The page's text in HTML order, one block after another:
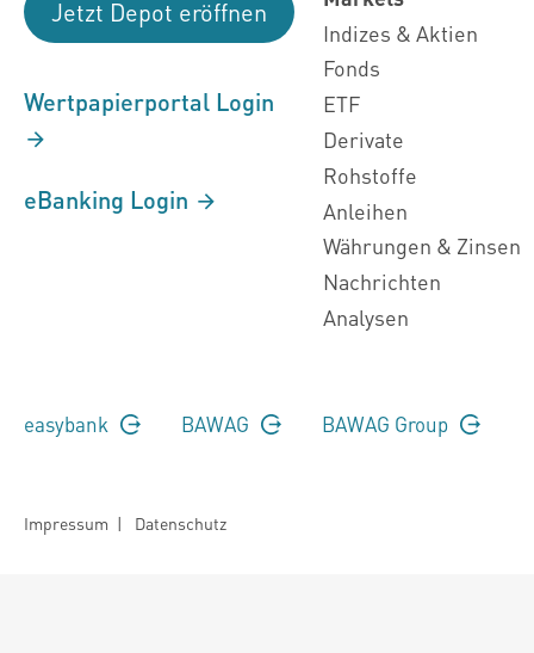
Jetzt Depot eröffnen
Wertpapierportal Login
eBanking Login
Indizes & Aktien
Fonds
ETF
Derivate
Rohstoffe
Anleihen
Währungen & Zinsen
Nachrichten
Analysen
easybank BAWAG BAWAG Group
Impressum | Datenschutz